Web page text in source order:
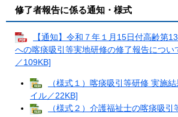
修了者報告に係る通知・様式
【通知】令和７年１月15日付高齢第
への喀痰吸引等実地研修の修了報告につい
／109KB]
（様式１）喀痰吸引等研修 実施
イル／22KB]
（様式２）介護福祉士の喀痰吸